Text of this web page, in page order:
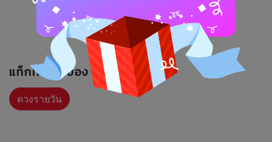
แท็กที่เกี่ยวข้อง :
ดวงรายวัน